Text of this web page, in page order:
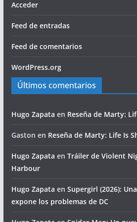
Acceder
Feed de entradas
Feed de comentarios
WordPress.org
Últimos comentarios
Hugo Zapata en Reseña de Marty:
Gaston en Reseña de Marty: Life Is
Hugo Zapata en Tráiler de Violent
Harbour
Hugo Zapata en Supergirl (2026):
expone los problemas de DC